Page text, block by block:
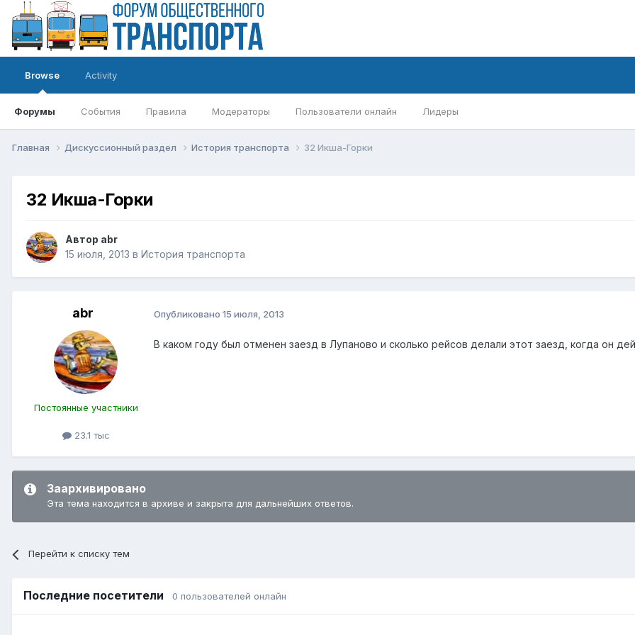
Browse
Форумы События Правила Модераторы Пользователи онлайн Лидеры
Activity
Главная Дискуссионный раздел История транспорта 32 Икша-Горки
32 Икша-Горки
Автор abr
15 июля, 2013 в История транспорта
abr
Постоянные участники
23.1 тыс
Опубликовано 15 июля, 2013
В каком году был отменен заезд в Лупаново и сколько рейсов делали этот заезд, когда он
Заархивировано
Эта тема находится в архиве и закрыта для дальнейших ответов.
Перейти к списку тем
Последние посетители 0 пользователей онлайн